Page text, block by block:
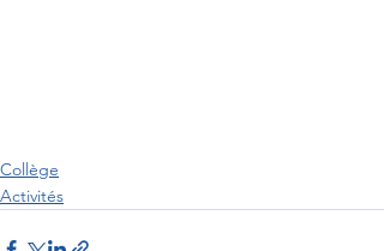
Collège
Activités